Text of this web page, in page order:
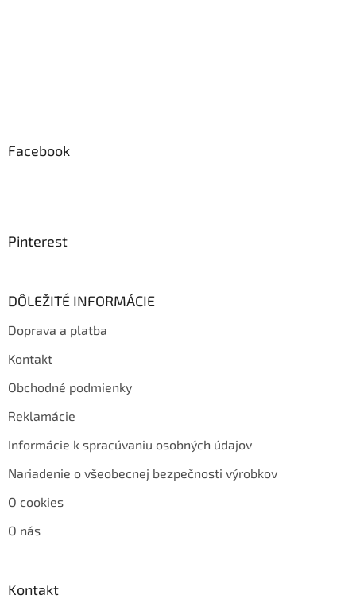
Facebook
Pinterest
DÔLEŽITÉ INFORMÁCIE
Doprava a platba
Kontakt
Obchodné podmienky
Reklamácie
Informácie k spracúvaniu osobných údajov
Nariadenie o všeobecnej bezpečnosti výrobkov
O cookies
O nás
Kontakt